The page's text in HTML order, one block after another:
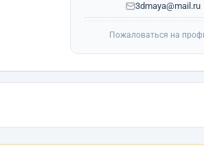
3dmaya@mail.ru
Пожаловаться на